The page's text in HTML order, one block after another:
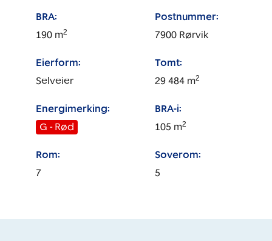
BRA:
190 m2
Postnummer:
7900 Rørvik
Eierform:
Selveier
Tomt:
29 484 m2
Energimerking:
G - Rød
BRA-i:
105 m2
Rom:
7
Soverom:
5